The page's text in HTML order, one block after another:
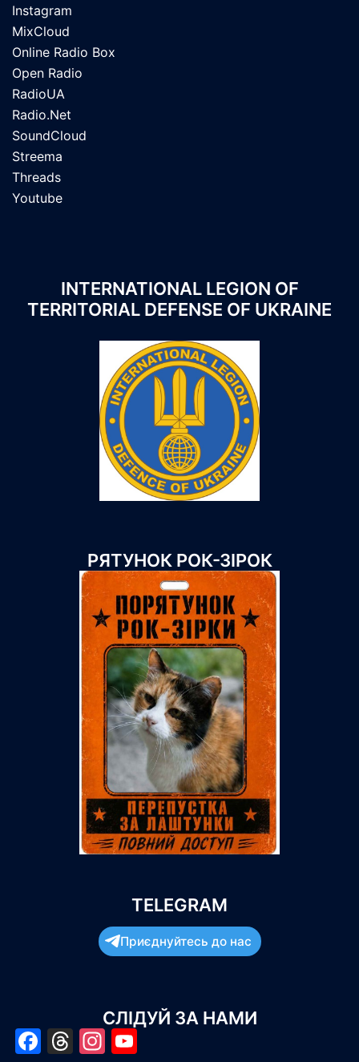
Instagram
MixCloud
Online Radio Box
Open Radio
RadioUA
Radio.Net
SoundCloud
Streema
Threads
Youtube
INTERNATIONAL LEGION OF
TERRITORIAL DEFENSE OF UKRAINE
РЯТУНОК РОК-ЗІРОК
TELEGRAM
Приєднуйтесь до нас
СЛІДУЙ ЗА НАМИ
Facebook
Threads
Instagram